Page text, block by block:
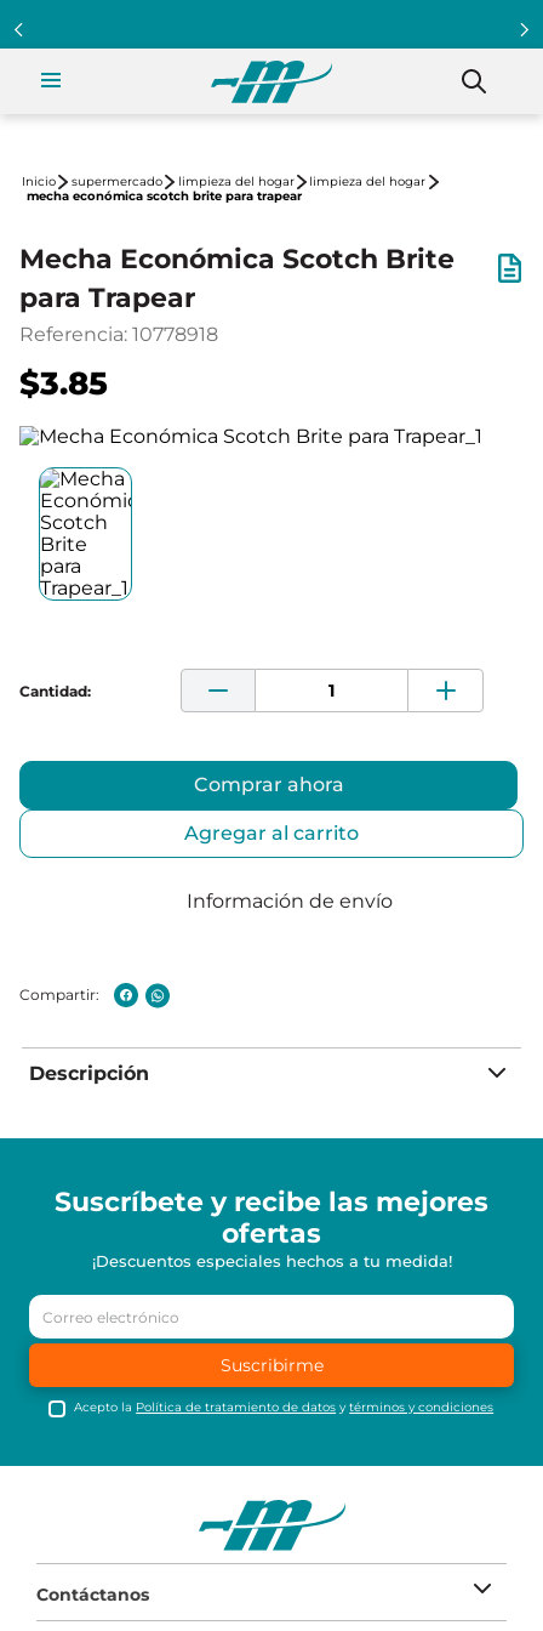
supermercado limpieza del hogar
limpieza del hogar
mecha económica scotch brite para trapear
Mecha Económica Scotch Brite
para Trapear
Referencia: 10778918
$3.85
Comprar ahora
Agregar al carrito
Información de envío
Descripción
Suscríbete y recibe las mejores
ofertas
¡Descuentos especiales hechos a tu medida!
Suscribirme
Acepto la Política de tratamiento de datos ytérminos y condiciones
Contáctanos